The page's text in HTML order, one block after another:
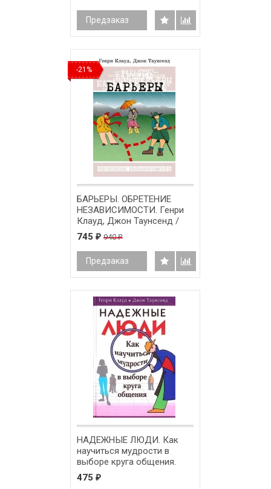
родитель. Генри Клауд,
Джон Таунсенд
Предзаказ
-21%
БАРЬЕРЫ. ОБРЕТЕНИЕ
НЕЗАВИСИМОСТИ. Генри
Клауд, Джон Таунсенд /
твердый переплет/
745 ₽ 940₽
Предзаказ
НАДЕЖНЫЕ ЛЮДИ. Как
научиться мудрости в
выборе круга общения.
Джон Таунсенд и Генри
Клауд
475 ₽